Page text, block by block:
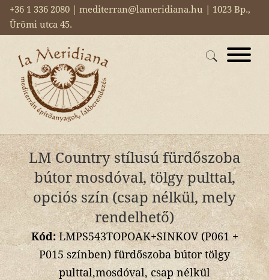
+36 1 336 2080 | mediterran@lameridiana.hu | 1023 Bp.,
Ürömi utca 45.
LM Country stílusú fürdőszoba
bútor mosdóval, tölgy pulttal,
opciós szín (csap nélkül, mely
rendelhető)
Kód:LMPS543TOPOAK+SINKOV (P061 +
P015 színben) fürdőszoba bútor tölgy
pulttal,mosdóval, csap nélkül